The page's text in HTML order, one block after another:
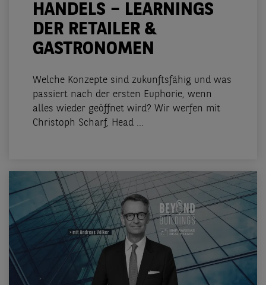
HANDELS – LEARNINGS
DER RETAILER &
GASTRONOMEN
Welche Konzepte sind zukunftsfähig und was
passiert nach der ersten Euphorie, wenn
alles wieder geöffnet wird? Wir werfen mit
Christoph Scharf, Head ...